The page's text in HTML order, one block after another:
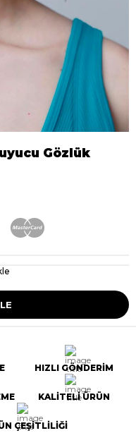
Gözlük
HIZLI GÖNDERİM
KALİTELİ ÜRÜN
ÇEŞİTLİLİĞİ